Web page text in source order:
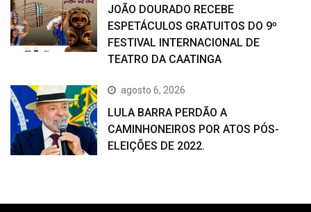
JOÃO DOURADO RECEBE
ESPETÁCULOS GRATUITOS DO 9º
FESTIVAL INTERNACIONAL DE
TEATRO DA CAATINGA
agosto 6, 2026
LULA BARRA PERDÃO A
CAMINHONEIROS POR ATOS PÓS-
ELEIÇÕES DE 2022.